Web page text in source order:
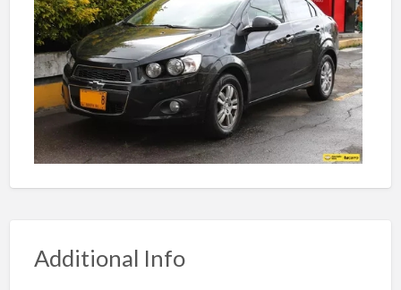
Additional Info